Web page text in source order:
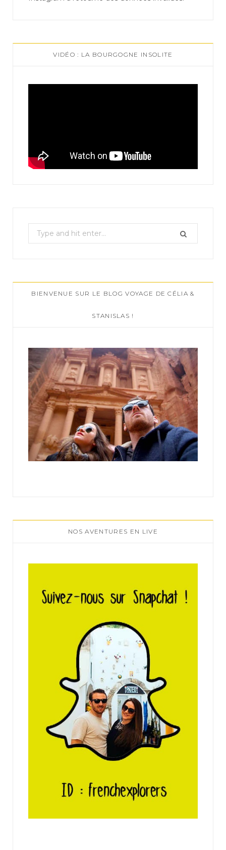
VIDÉO : LA BOURGOGNE INSOLITE
e
c
h
:
BIENVENUE SUR LE BLOG VOYAGE DE CÉLIA &
STANISLAS !
NOS AVENTURES EN LIVE